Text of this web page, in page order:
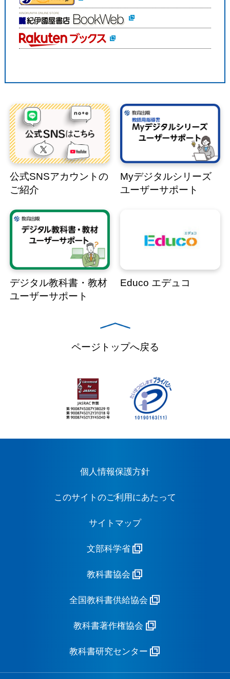
公式SNSアカウントの
ご紹介
Myデジタルシリーズ
ユーザーサポート
デジタル教科書・教材
ユーザーサポート
Educo エデュコ
ページトップへ戻る
個人情報保護方針
このサイトのご利用にあたって
サイトマップ
文部科学省
教科書協会
全国教科書供給協会
教科書著作権協会
教科書研究センター